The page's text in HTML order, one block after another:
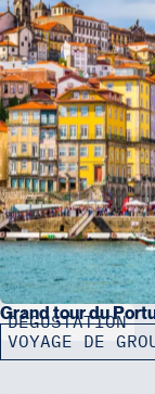
DÉGUSTATION
Grand tour du
VOYAGE DE